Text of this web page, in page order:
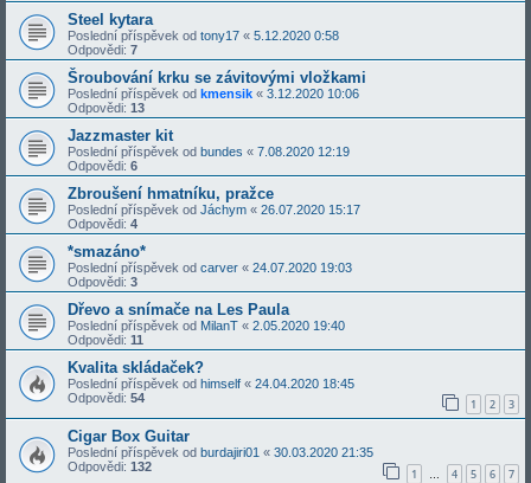
Steel kytara
Poslední příspěvek od tony17 « 5.12.2020 0:58
Odpovědi: 7
Šroubování krku se závitovými vložkami
Poslední příspěvek od kmensik « 3.12.2020 10:06
Odpovědi: 13
Jazzmaster kit
Poslední příspěvek od bundes « 7.08.2020 12:19
Odpovědi: 6
Zbroušení hmatníku, pražce
Poslední příspěvek od Jáchym « 26.07.2020 15:17
Odpovědi: 4
*smazáno*
Poslední příspěvek od carver « 24.07.2020 19:03
Odpovědi: 3
Dřevo a snímače na Les Paula
Poslední příspěvek od MilanT « 2.05.2020 19:40
Odpovědi: 11
Kvalita skládaček?
Poslední příspěvek od himself « 24.04.2020 18:45
Odpovědi: 54 1 2 3
Cigar Box Guitar
Poslední příspěvek od burdajiri01 « 30.03.2020 21:35
Odpovědi: 132 1 … 4 5 6 7